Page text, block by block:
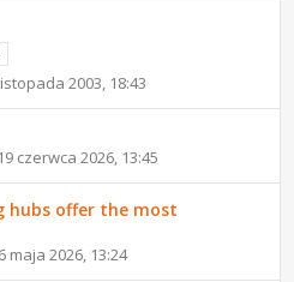
2003, 18:43
czerwca 2026, 13:45
hubs offer the most
maja 2026, 13:24